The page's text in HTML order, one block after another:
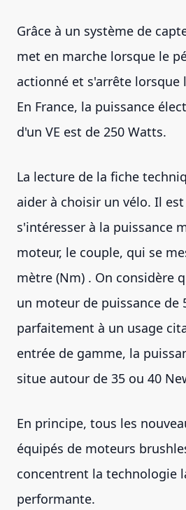
Grâce à un système de
met en marche lorsque le
actionné et s'arrête lorsque
En France, la puissance
d'un VE est de 250 Watts.
La lecture de la fiche
aider à choisir un vélo. Il
s'intéresser à la puissance
moteur, le couple, qui se
mètre (Nm) . On considère
un moteur de puissance de
parfaitement à un usage
entrée de gamme, la
situe autour de 35 ou 40
En principe, tous les
équipés de moteurs
concentrent la technologie
performante.